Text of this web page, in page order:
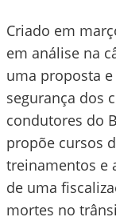
Criado em
em análise na
uma proposta
segurança dos
condutores do
propõe cursos
treinamentos e
de uma
mortes no